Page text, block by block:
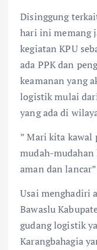
Disinggung
hari ini memang
kegiatan KPU
ada PPK dan
keamanan yang
logistik mulai
yang ada di
” Mari kita kawal
mudah-mudahan
aman dan
Usai menghadiri
Bawaslu
gudang logistik
Karangbahagia